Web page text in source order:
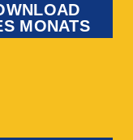
MONATS